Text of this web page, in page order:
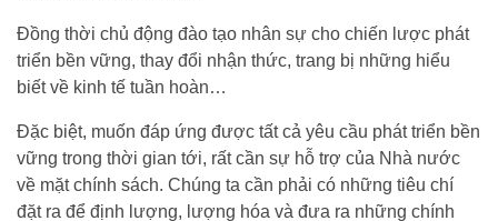
Đồng thời chủ động đào tạo nhân sự cho chiến lược phát
triển bền vững, thay đổi nhận thức, trang bị những hiểu
biết về kinh tế tuần hoàn…
Đặc biệt, muốn đáp ứng được tất cả yêu cầu phát triển bền
vững trong thời gian tới, rất cần sự hỗ trợ của Nhà nước
về mặt chính sách. Chúng ta cần phải có những tiêu chí
đặt ra để định lượng, lượng hóa và đưa ra những chính